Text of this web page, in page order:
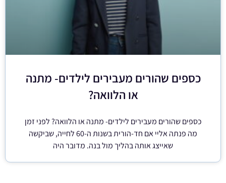
כספים שהורים מעבירים לילדים- מתנה
או הלוואה?
כספים שהורים מעבירים לילדים- מתנה או הלוואה? לפני זמן
מה פנתה אליי אם חד-הורית בשנות ה-60 לחייה, שביקשה
שאייצג אותה בהליך מול בנה. מדובר היה